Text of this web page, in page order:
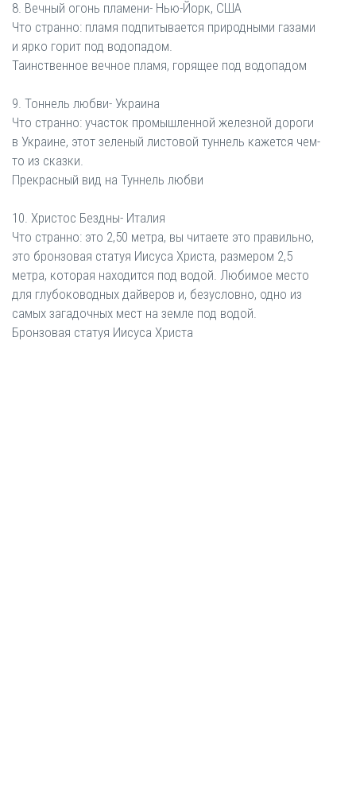
8. Вечный огонь пламени- Нью-Йорк, США
Что странно: пламя подпитывается природными газами
и ярко горит под водопадом.
Таинственное вечное пламя, горящее под водопадом
9. Тоннель любви- Украина
Что странно: участок промышленной железной дороги
в Украине, этот зеленый листовой туннель кажется чем-
то из сказки.
Прекрасный вид на Туннель любви
10. Христос Бездны- Италия
Что странно: это 2,50 метра, вы читаете это правильно,
это бронзовая статуя Иисуса Христа, размером 2,5
метра, которая находится под водой. Любимое место
для глубоководных дайверов и, безусловно, одно из
самых загадочных мест на земле под водой.
Бронзовая статуя Иисуса Христа